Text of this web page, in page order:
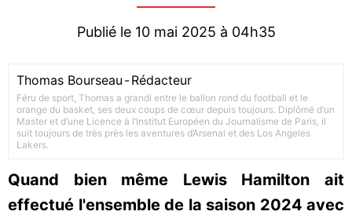
Publié le 10 mai 2025 à 04h35
Thomas Bourseau -Rédacteur
Féru de sport, Thomas a grandi entre le ballon rond du football et le
orange du basket, ses deux coups de cœur depuis toujours. Diplômé d’un
Master et d’une Licence à l’Institut Européen du Journalisme de Paris, il
suit toujours de très près les aventures d’Arsenal et des Los Angeles
Lakers.
Quand bien même Lewis Hamilton ait
effectué l'ensemble de la saison 2024 avec